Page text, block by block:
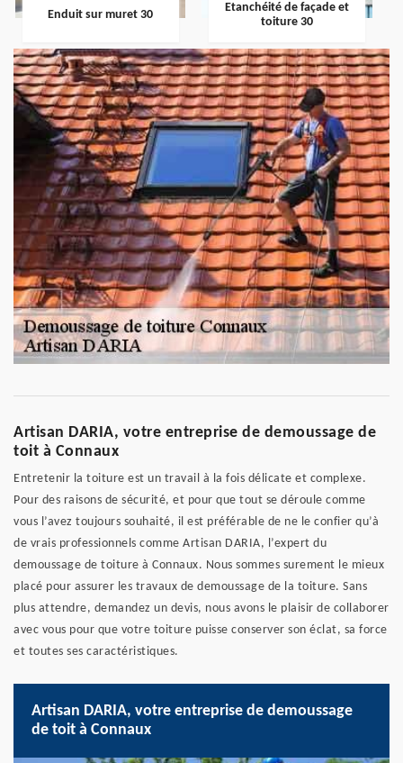
Enduit sur muret 30
Etanchéité de façade et
toiture 30
Artisan DARIA, votre entreprise de demoussage de
toit à Connaux
Entretenir la toiture est un travail à la fois délicate et complexe.
Pour des raisons de sécurité, et pour que tout se déroule comme
vous l’avez toujours souhaité, il est préférable de ne le confier qu’à
de vrais professionnels comme Artisan DARIA, l’expert du
demoussage de toiture à Connaux. Nous sommes surement le mieux
placé pour assurer les travaux de demoussage de la toiture. Sans
plus attendre, demandez un devis, nous avons le plaisir de collaborer
avec vous pour que votre toiture puisse conserver son éclat, sa force
et toutes ses caractéristiques.
Artisan DARIA, votre entreprise de demoussage
de toit à Connaux